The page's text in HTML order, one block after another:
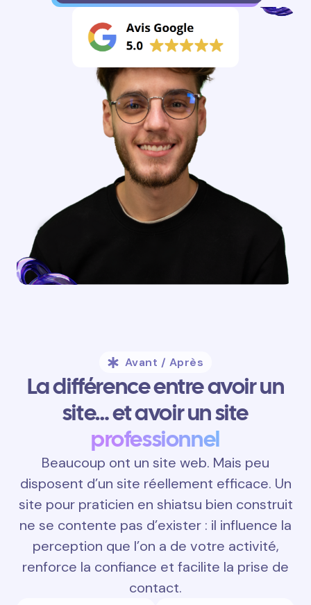
Avant / Après
La différence entre avoir un
site… et avoir un site
professionnel
Beaucoup ont un site web. Mais peu
disposent d’un site réellement efficace. Un
site pour praticien en shiatsu bien construit
ne se contente pas d’exister : il influence la
perception que l’on a de votre activité,
renforce la confiance et facilite la prise de
contact.